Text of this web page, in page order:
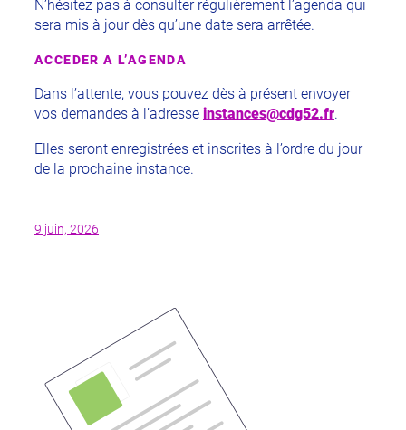
N’hésitez pas à consulter régulièrement l’agenda qui
sera mis à jour dès qu’une date sera arrêtée.
ACCEDER A L’AGENDA
Dans l’attente, vous pouvez dès à présent envoyer
vos demandes à l’adresse instances@cdg52.fr.
Elles seront enregistrées et inscrites à l’ordre du jour
de la prochaine instance.
9 juin, 2026